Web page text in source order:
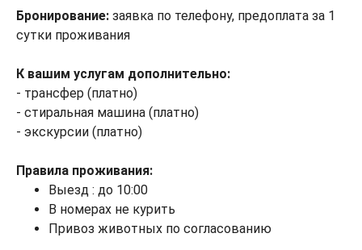
Бронирование: заявка по телефону, предоплата за 1
сутки проживания
К вашим услугам дополнительно:
- трансфер (платно)
- стиральная машина (платно)
- экскурсии (платно)
Правила проживания:
Выезд : до 10:00
В номерах не курить
Привоз животных по согласованию